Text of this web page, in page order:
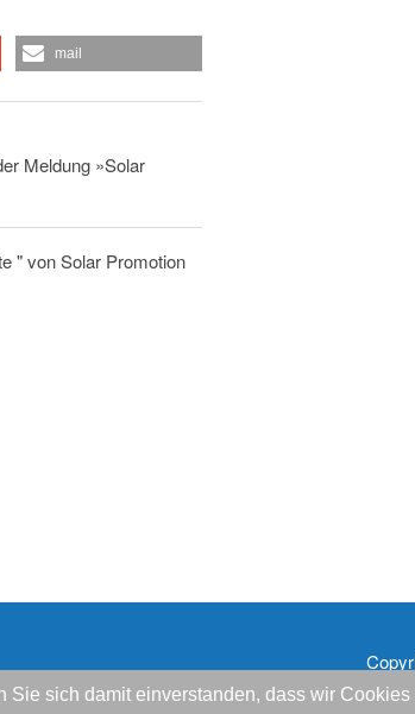
sich damit einverstanden, dass wir Cookies
mail
Meldung »Solar
" von Solar Promotion